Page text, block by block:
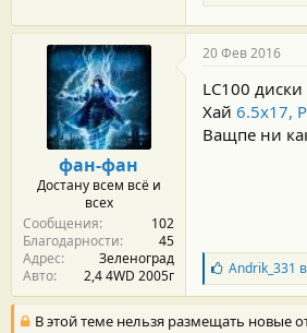
фан-фан
Достану всем всё и
всех
Сообщения
102
Благодарности
45
Адрес
Зеленоград
Авто
2,4 4WD 2005г
20 Фев 2016
LC100 диски
Хай 6.5x17,
Ващпе ни
Б
л
а
г
Andrik_331
В этой теме нельзя размещать новые